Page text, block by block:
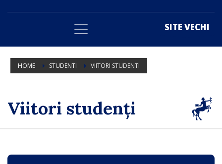
SITE VECHI
HOME STUDENTI VIITORI STUDENTI
Viitori studenți